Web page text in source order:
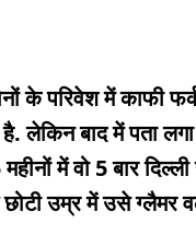
के परिवेश में काफी
लेकिन बाद में पता
में वो 5 बार
उम्र में उसे ग्लैमर